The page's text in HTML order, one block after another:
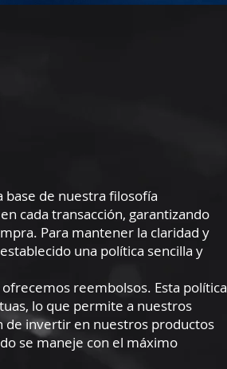
de nuestra filosofía
cada transacción, garantizando
Para mantener la claridad y
una política sencilla y
reembolsos. Esta política
lo que permite a nuestros
de invertir en nuestros productos
se maneje con el máximo